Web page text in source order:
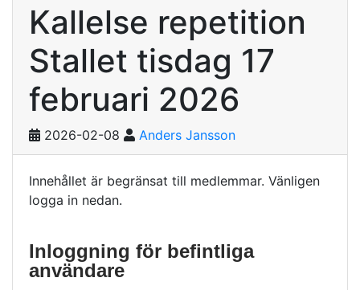
Kallelse repetition
Stallet tisdag 17
februari 2026
2026-02-08 Anders Jansson
Innehållet är begränsat till medlemmar. Vänligen
logga in nedan.
Inloggning för befintliga
användare